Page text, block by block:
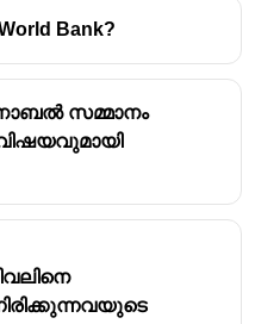
Bank?
സമ്മാനം